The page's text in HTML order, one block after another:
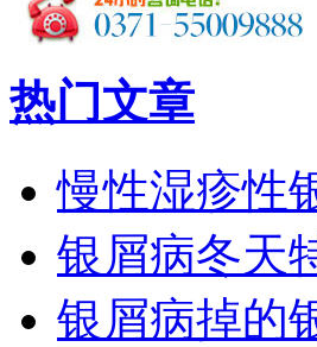
热门文章
慢性湿疹性
银屑病冬天
银屑病掉的